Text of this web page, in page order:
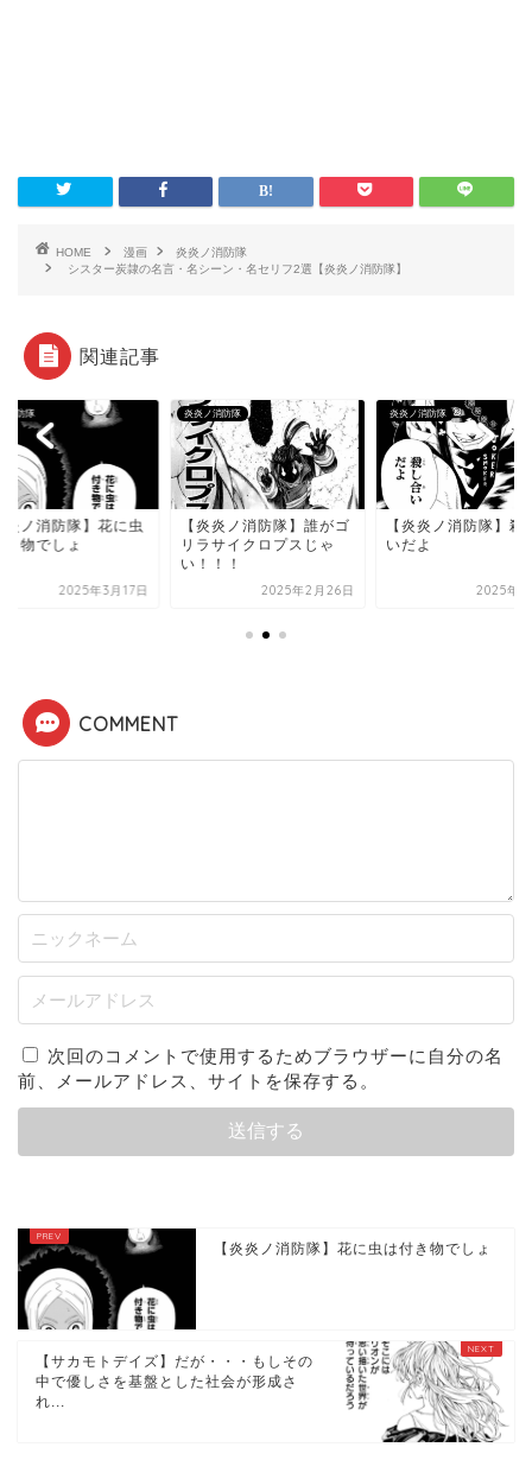
HOME 漫画
炎炎ノ消防隊
シスター炭隷の名言・名シーン・名セリフ2選【炎炎ノ消防隊】
関連記事
消防隊
炎ノ消防隊】花に虫
き物でしょ
2025年3月17日
炎炎ノ消防隊
【炎炎ノ消防隊】誰がゴ
リラサイクロプスじゃ
い！！！
2025年2月26日
炎炎ノ消防隊
【炎炎ノ消防隊】殺
いだよ
2025年3
COMMENT
次回のコメントで使用するためブラウザーに自分の名
前、メールアドレス、サイトを保存する。
【炎炎ノ消防隊】花に虫は付き物でしょ
【サカモトデイズ】だが・・・もしその
中で優しさを基盤とした社会が形成さ
れ...